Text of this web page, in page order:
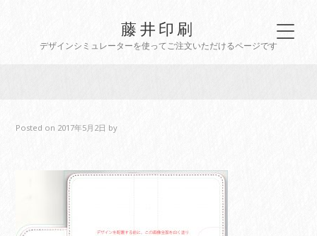
藤井印刷
デザインシミュレーターを使ってご注文いただけるページです
Posted on 2017年5月2日 by